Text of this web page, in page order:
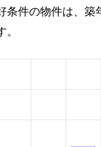
条件の物件は、